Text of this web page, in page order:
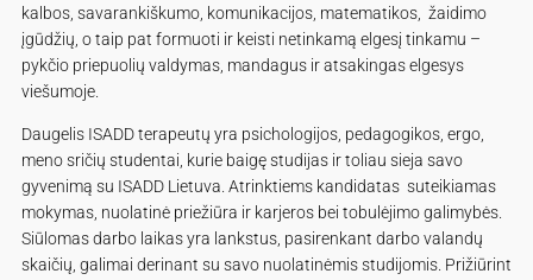
kalbos, savarankiškumo, komunikacijos, matematikos, žaidimo
įgūdžių, o taip pat formuoti ir keisti netinkamą elgesį tinkamu –
pykčio priepuolių valdymas, mandagus ir atsakingas elgesys
viešumoje.
Daugelis ISADD terapeutų yra psichologijos, pedagogikos, ergo,
meno sričių studentai, kurie baigę studijas ir toliau sieja savo
gyvenimą su ISADD Lietuva. Atrinktiems kandidatas suteikiamas
mokymas, nuolatinė priežiūra ir karjeros bei tobulėjimo galimybės.
Siūlomas darbo laikas yra lankstus, pasirenkant darbo valandų
skaičių, galimai derinant su savo nuolatinėmis studijomis. Prižiūrint